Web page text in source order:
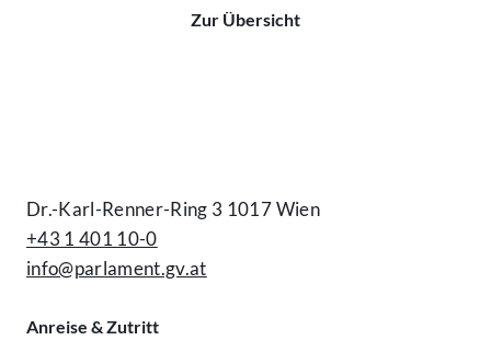
Zur Übersicht
Dr.-Karl-Renner-Ring 3 1017 Wien
+43 1 401 10-0
info@parlament.gv.at
Anreise & Zutritt